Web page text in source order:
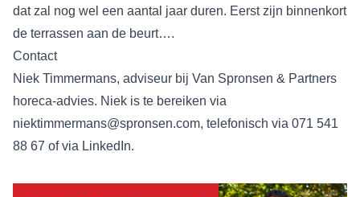
dat zal nog wel een aantal jaar duren. Eerst zijn binnenkort
de terrassen aan de beurt….
Contact
Niek Timmermans, adviseur bij Van Spronsen & Partners
horeca-advies. Niek is te bereiken via
niektimmermans@spronsen.com, telefonisch via 071 541
88 67 of via LinkedIn.